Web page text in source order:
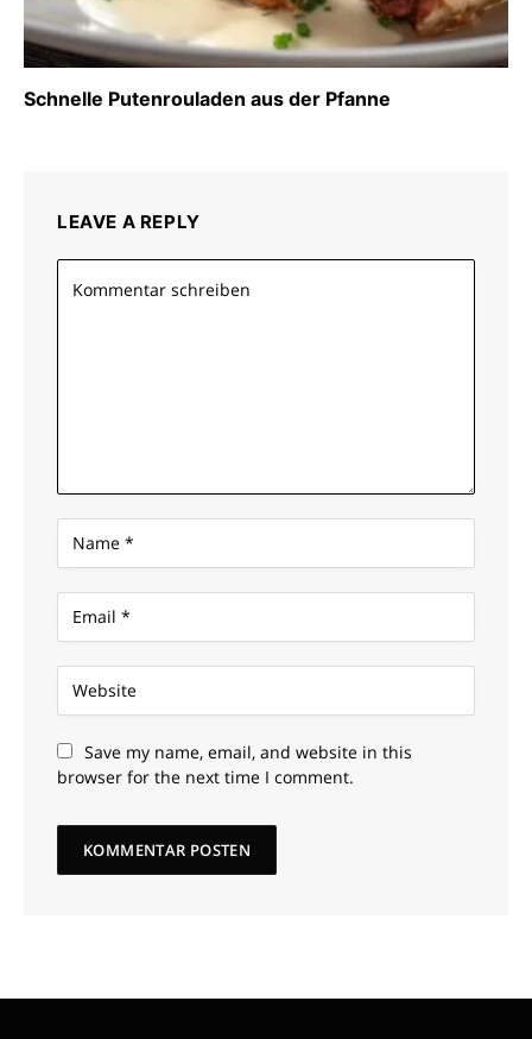
Schnelle Putenrouladen aus der Pfanne
LEAVE A REPLY
Save my name, email, and website in this
browser for the next time I comment.